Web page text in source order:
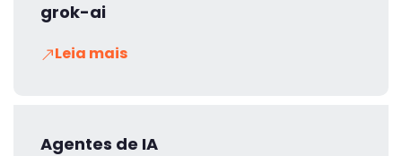
grok-ai
Leia mais
Agentes de IA